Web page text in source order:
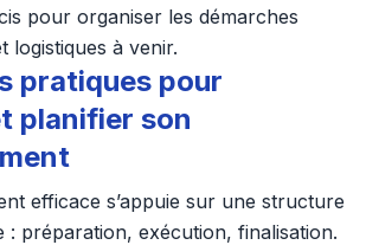
pour organiser les démarches
logistiques à venir.
pratiques pour
planifier son
efficace s’appuie sur une structure
: préparation, exécution, finalisation.